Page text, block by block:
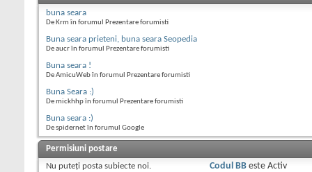
buna seara
De Krm în forumul Prezentare forumisti
Buna seara prieteni, buna seara Seopedia
De aucr în forumul Prezentare forumisti
Buna seara !
De AmicuWeb în forumul Prezentare forumisti
Buna Seara :)
De mickhhp în forumul Prezentare forumisti
Buna seara :)
De spidernet în forumul Google
Permisiuni postare
Nu puteţi posta subiecte noi.
Codul BBeste Activ